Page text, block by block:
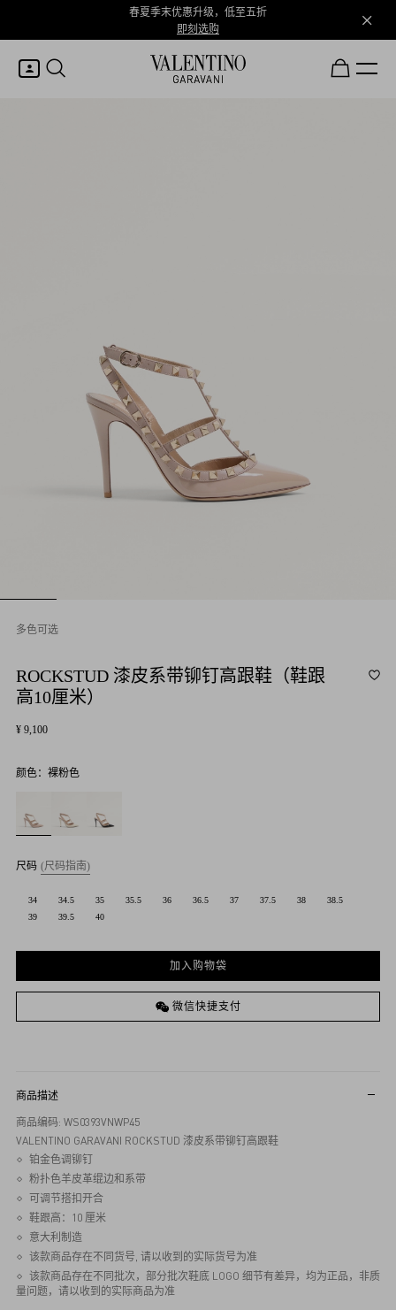
春夏季末优惠升级，低至五折
即刻选购
多色可选
ROCKSTUD 漆皮系带铆钉高跟鞋（鞋跟
高10厘米）
¥ 9,100
颜色： 裸粉色
尺码 (尺码指南)
34 34.5 35 35.5 36 36.5 37 37.5 38
38.5
39
39.5 40
加入购物袋
微信快捷支付
商品描述
商品编码: WS0393VNWP45
VALENTINO GARAVANI ROCKSTUD 漆皮系带铆钉高跟鞋
铂金色调铆钉
粉扑色羊皮革绲边和系带
可调节搭扣开合
鞋跟高：10 厘米
意大利制造
该款商品存在不同货号, 请以收到的实际货号为准
该款商品存在不同批次，部分批次鞋底 LOGO 细节有差异，均为正品，非质
量问题，请以收到的实际商品为准